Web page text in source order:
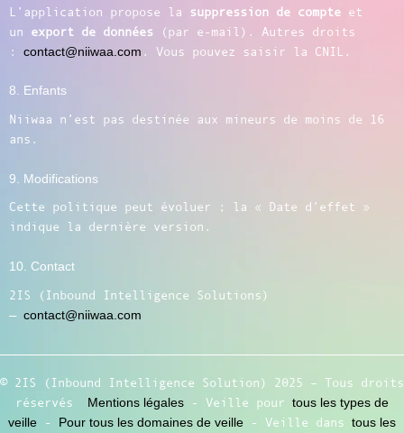
L’application propose la
suppression de compte et
un export de données (par e-mail). Autres droits
: contact@niiwaa.com . Vous pouvez saisir la CNIL.
8. Enfants
Niiwaa n’est pas destinée aux mineurs de moins de 16
ans.
9. Modifications
Cette politique peut évoluer ; la « Date d’effet »
indique la dernière version.
10. Contact
2IS (Inbound Intelligence Solutions)
— contact@niiwaa.com
© 2IS (Inbound Intelligence Solution) 2025 – Tous droits
réservés
Mentions légales - Veille pour tous les types de
veille - Pour tous les domaines de veille - Veille dans tous les